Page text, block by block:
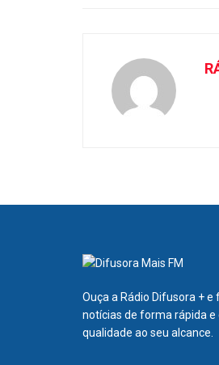
Ouça a Rádio Difusora +
notícias de forma rápida
qualidade ao seu alcance.